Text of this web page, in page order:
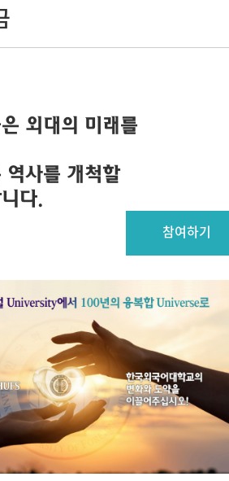
외대의 미래를
역사를 개척할
다.
참여하기